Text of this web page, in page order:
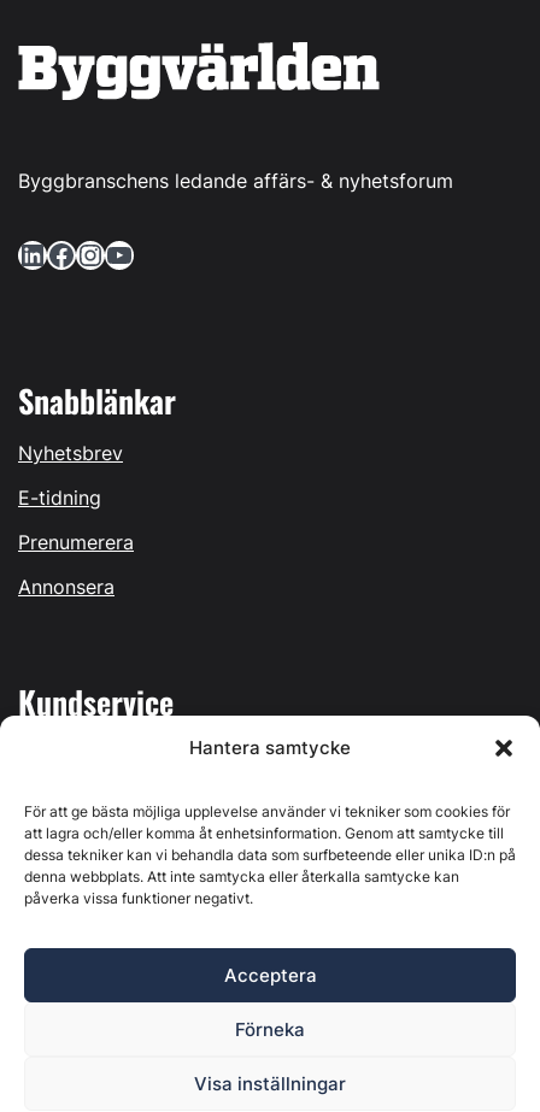
Hantera samtycke
För att ge bästa möjliga upplevelse använder vi tekniker som cookies för
att lagra och/eller komma åt enhetsinformation. Genom att samtycke till
dessa tekniker kan vi behandla data som surfbeteende eller unika ID:n på
denna webbplats. Att inte samtycka eller återkalla samtycke kan
påverka vissa funktioner negativt.
Acceptera
Förneka
Visa inställningar
Byggbranschens ledande affärs- & nyhetsforum
LinkedIn Facebook InstagramYouTube
Snabblänkar
Nyhetsbrev
E-tidning
Prenumerera
Annonsera
Kundservice
Kontakta oss
Östernäsvägen 1, 827 32 Ljusdal, org.nr: 556625-6425 -
Ansvarig utgivare: Henrik Ekberg. Innehållet på denna
webbplats är upphovsrättsligt skyddat. Ange källa vid citering.
Byggvärlden är en del avMarknadsdatagruppen
Policy för datahantering, integritet och cookies